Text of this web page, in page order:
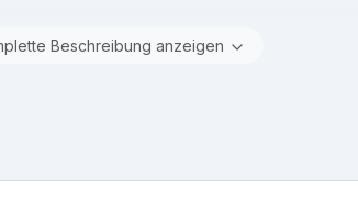
Beschreibung anzeigen